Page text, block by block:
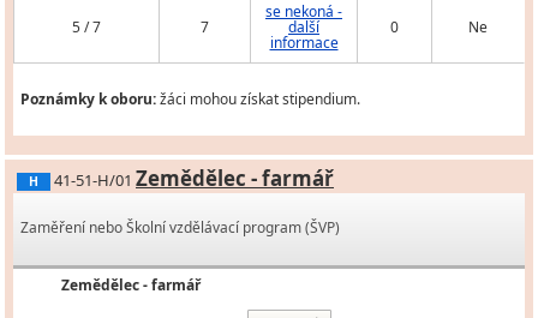
5 / 7 7
se nekoná -
další
informace
0 Ne
Poznámky k oboru:žáci mohou získat stipendium.
H 41-51-H/01 Zemědělec - farmář
Zaměření nebo Školní vzdělávací program (ŠVP)
Zemědělec - farmář